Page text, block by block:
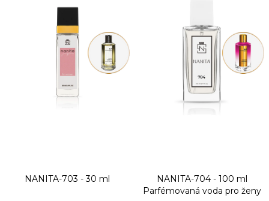
NANITA-703 - 30 ml
NANITA-704 - 100 ml
Parfémovaná voda pro ženy